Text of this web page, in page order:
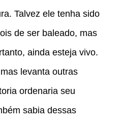
Talvez ele tenha sido
de ser baleado, mas
ainda esteja vivo.
levanta outras
ordenaria seu
sabia dessas